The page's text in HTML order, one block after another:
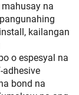
na
kailangan
o espesyal na
adhesive
bond na